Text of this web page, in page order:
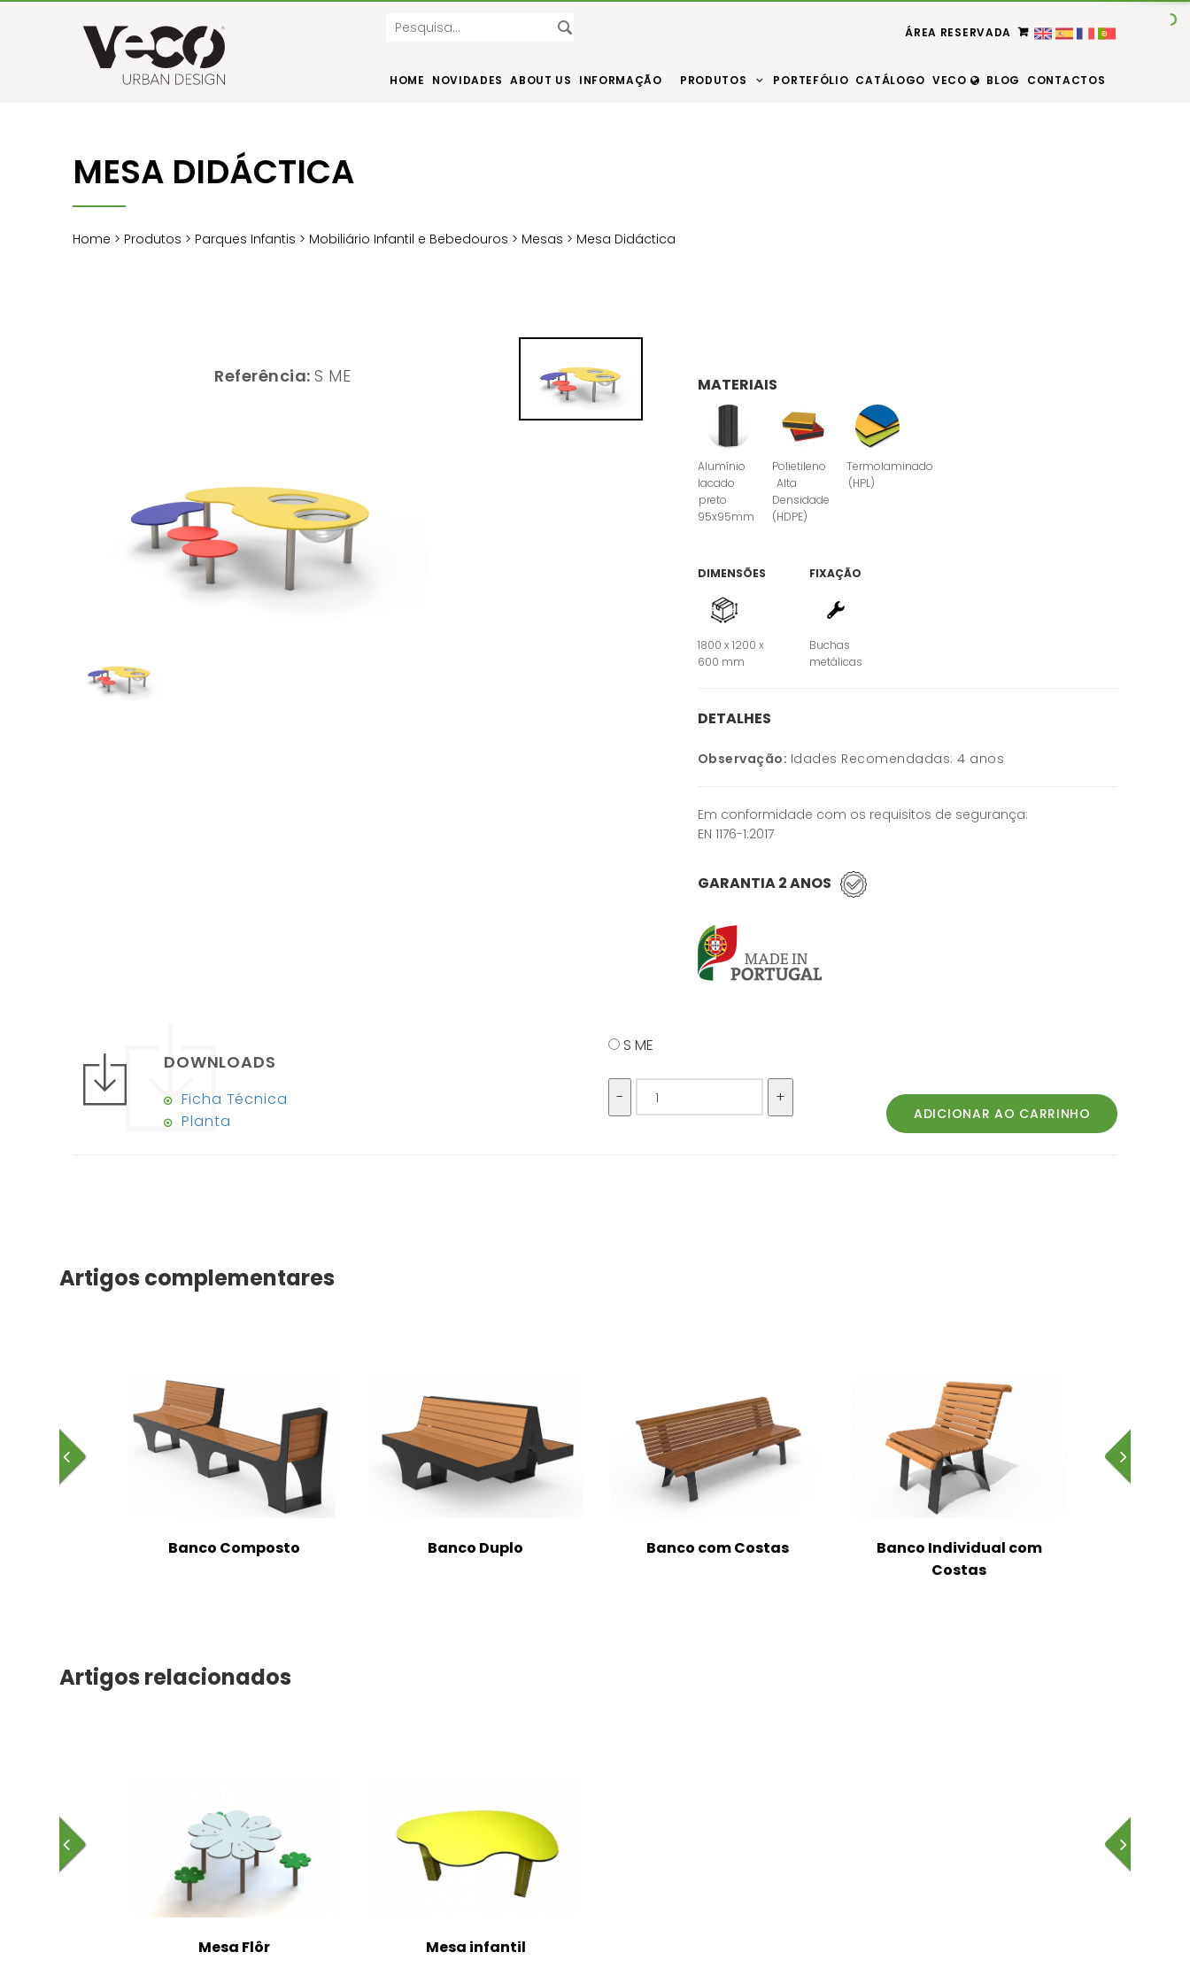
ÁREA RESERVADA
HOME NOVIDADES ABOUT US INFORMAÇÃO PRODUTOS PORTEFÓLIO CATÁLOGO VECO BLOG CONTACTOS
MESA DIDÁCTICA
Home > Produtos > Parques Infantis > Mobiliário Infantil e Bebedouros > Mesas > Mesa Didáctica
Referência:S ME MATERIAIS
Alumínio
lacado
preto
95x95mm
Polietileno
Alta
Densidade
(HDPE)
Termolaminado
(HPL)
DIMENSÕES
1800 x 1200 x
600 mm
FIXAÇÃO
Buchas
metálicas
DETALHES
Observação: Idades Recomendadas: 4 anos
Em conformidade com os requisitos de segurança:
EN 1176-1:2017
GARANTIA 2 ANOS
DOWNLOADS
Ficha Técnica
Planta
S ME
Artigos complementares
Banco Composto Banco Duplo Banco com Costas
Banco Individual com
Costas
Artigos relacionados
Mesa Flôr Mesa infantil